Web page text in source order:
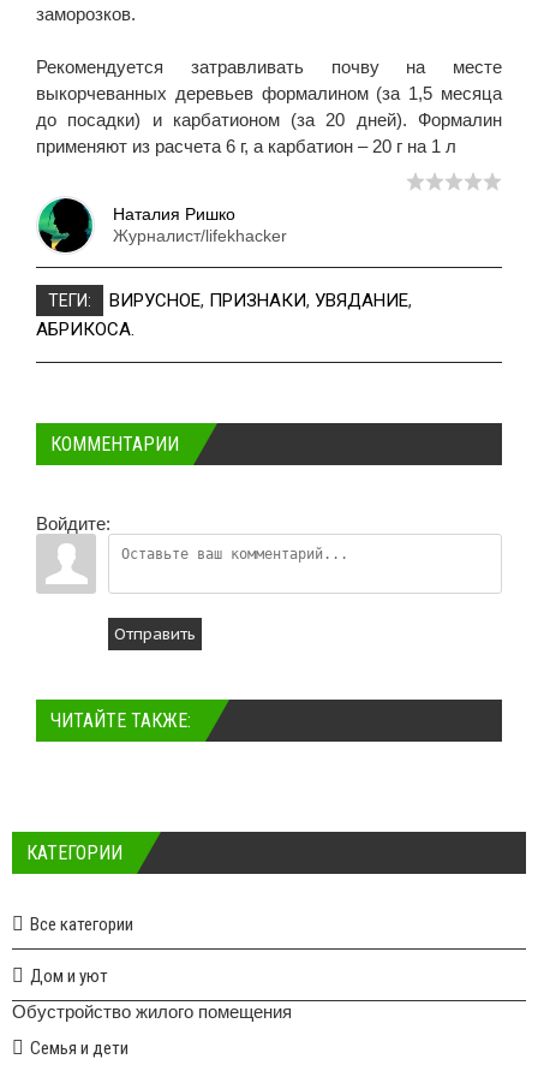
заморозков.
Рекомендуется затравливать почву на месте
выкорчеванных деревьев формалином (за 1,5 месяца
до посадки) и карбатионом (за 20 дней). Формалин
применяют из расчета 6 г, а карбатион – 20 г на 1 л
Наталия Ришко
Журналист/lifekhacker
ТЕГИ: ВИРУСНОЕ, ПРИЗНАКИ, УВЯДАНИЕ,
АБРИКОСА.
КОММЕНТАРИИ
Войдите:
Отправить
ЧИТАЙТЕ ТАКЖЕ:
КАТЕГОРИИ
Все категории
Дом и уют
Обустройство жилого помещения
Семья и дети